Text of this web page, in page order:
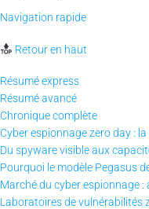
Navigation rapide
Retour en haut
Résumé express
Résumé avancé
Chronique complète
Cyber espionnage zero day :
Du spyware visible aux
Pourquoi le modèle Pegasus
Marché du cyber espionnage
Laboratoires de vulnérabilités